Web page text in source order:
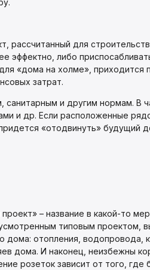
рассчитанный для
эффектно, либо
«дома на холме», приходится
затрат.
и другим нормам. В
и др. Если расположенные
«отодвинуть»
– название в какой-то
типовым проектом,
дома: отопления,
дома. И наконец, неизбежны
розеток зависит от того, где